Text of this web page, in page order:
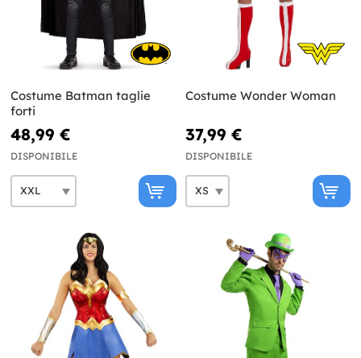
Costume Batman taglie
forti
48,99 €
DISPONIBILE
Costume Wonder Woman
37,99 €
DISPONIBILE